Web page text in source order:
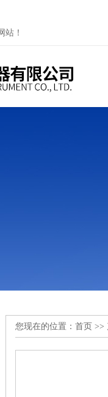
站！
您现在的位置： 首页 >>